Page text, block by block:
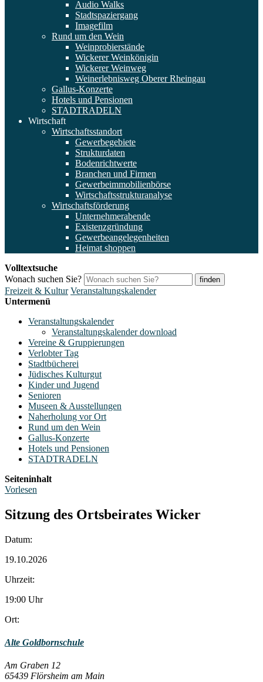
Audio Walks
Stadtspaziergang
Imagefilm
Rund um den Wein
Weinprobierstände
Wickerer Weinkönigin
Wickerer Weinweg
Weinerlebnisweg Oberer Rheingau
Gallus-Konzerte
Hotels und Pensionen
STADTRADELN
Wirtschaft
Wirtschaftsstandort
Gewerbegebiete
Strukturdaten
Bodenrichtwerte
Branchen und Firmen
Gewerbeimmobilienbörse
Wirtschaftsstrukturanalyse
Wirtschaftsförderung
Unternehmerabende
Existenzgründung
Gewerbeangelegenheiten
Heimat shoppen
Volltextsuche
Wonach suchen Sie?
finden
Freizeit & Kultur Veranstaltungskalender
Untermenü
Veranstaltungskalender
Veranstaltungskalender download
Vereine & Gruppierungen
Verlobter Tag
Stadtbücherei
Jüdisches Kulturgut
Kinder und Jugend
Senioren
Museen & Ausstellungen
Naherholung vor Ort
Rund um den Wein
Gallus-Konzerte
Hotels und Pensionen
STADTRADELN
Seiteninhalt
Vorlesen
Sitzung des Ortsbeirates Wicker
Datum:
19.10.2026
Uhrzeit:
19:00 Uhr
Ort:
Alte Goldbornschule
Am Graben 12
65439 Flörsheim am Main